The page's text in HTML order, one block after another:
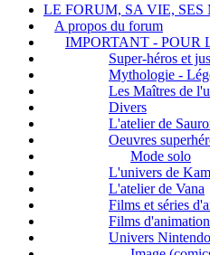
LE FORUM, SA VIE, SES
A propos du forum
IMPORTANT - POUR
Super-héros et
Mythologie -
Les Maîtres de
Divers
L'atelier de
Oeuvres
Mode solo
L'univers de
L'atelier de Vana
Films et séries
Films
Univers Nintendo